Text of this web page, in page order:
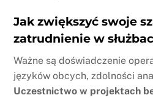
Jak zwiększyć swoje
zatrudnienie w
Ważne są doświadczenie
języków obcych, zdolności
Uczestnictwo w projektach